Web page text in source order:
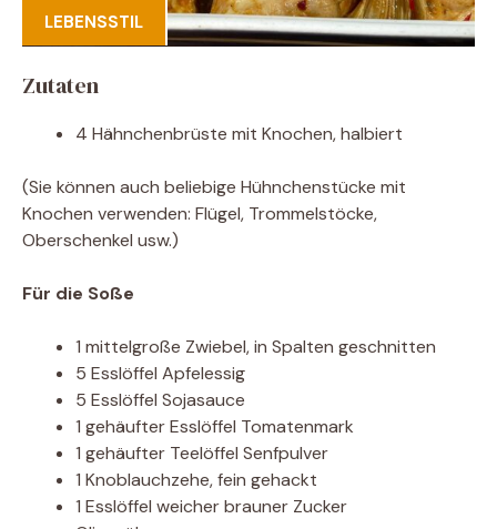
LEBENSSTIL
Zutaten
4 Hähnchenbrüste mit Knochen, halbiert
(Sie können auch beliebige Hühnchenstücke mit
Knochen verwenden: Flügel, Trommelstöcke,
Oberschenkel usw.)
Für die Soße
1 mittelgroße Zwiebel, in Spalten geschnitten
5 Esslöffel Apfelessig
5 Esslöffel Sojasauce
1 gehäufter Esslöffel Tomatenmark
1 gehäufter Teelöffel Senfpulver
1 Knoblauchzehe, fein gehackt
1 Esslöffel weicher brauner Zucker